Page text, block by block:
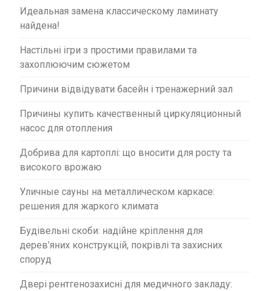
Идеальная замена классическому ламинату
найдена!
Настільні ігри з простими правилами та
захоплюючим сюжетом
Причини відвідувати басейн і тренажерний зал
Причины купить качественный циркуляционный
насос для отопления
Добрива для картоплі: що вносити для росту та
високого врожаю
Уличные сауны на металлическом каркасе:
решения для жаркого климата
Будівельні скоби: надійне кріплення для
дерев’яних конструкцій, покрівлі та захисних
споруд
Двері рентгенозахисні для медичного закладу: